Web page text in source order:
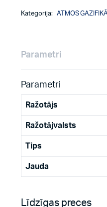
Kategorija: ATMOS
Parametri
Parametri
Ražotājs
Ražotājvalsts
Tips
Jauda
Līdzīgas preces